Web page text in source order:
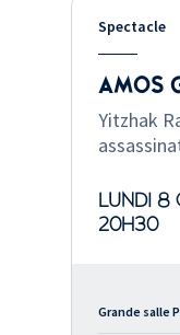
Spectacle
AMOS
Yitzhak
LUNDI 8
20H30
Grande salle